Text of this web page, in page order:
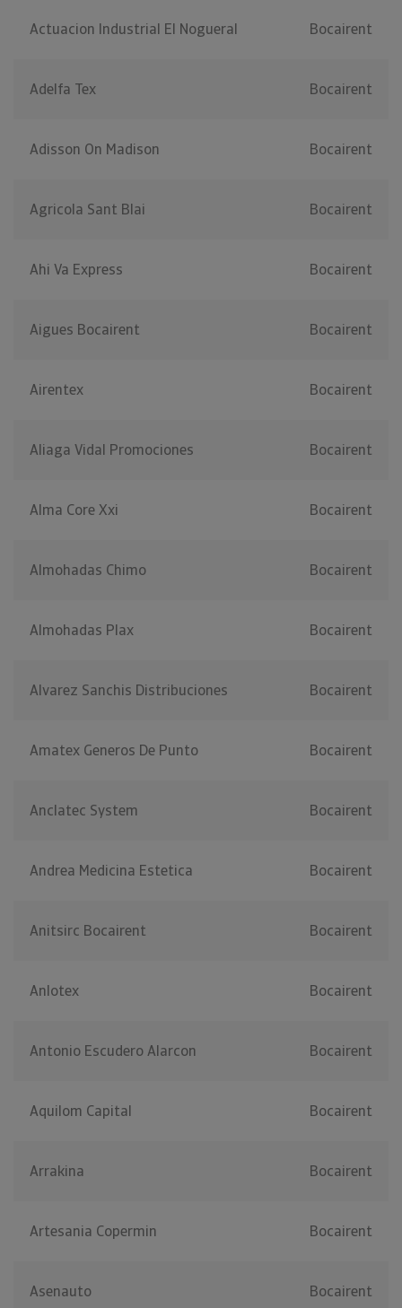
Actuacion Industrial El Nogueral Bocairent
Adelfa Tex Bocairent
Adisson On Madison Bocairent
Agricola Sant Blai Bocairent
Ahi Va Express Bocairent
Aigues Bocairent Bocairent
Airentex Bocairent
Aliaga Vidal Promociones Bocairent
Alma Core Xxi Bocairent
Almohadas Chimo Bocairent
Almohadas Plax Bocairent
Alvarez Sanchis Distribuciones Bocairent
Amatex Generos De Punto Bocairent
Anclatec System Bocairent
Andrea Medicina Estetica Bocairent
Anitsirc Bocairent Bocairent
Anlotex Bocairent
Antonio Escudero Alarcon Bocairent
Aquilom Capital Bocairent
Arrakina Bocairent
Artesania Copermin Bocairent
Asenauto Bocairent